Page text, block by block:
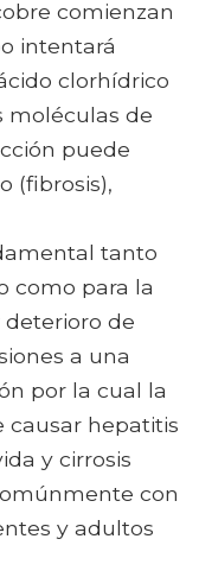
comienzan
intentará
clorhídrico
moléculas de
puede
(fibrosis),
tanto
como para la
de
a una
por la cual la
causar hepatitis
y cirrosis
con
y adultos